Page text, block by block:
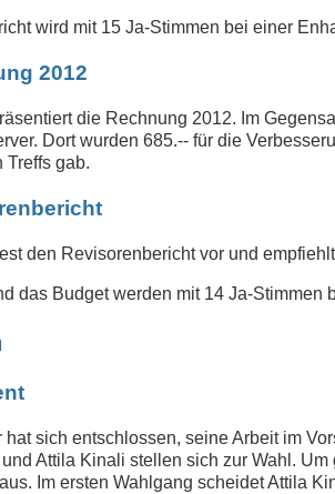
wird mit 15 Ja-Stimmen bei einer
2012
die Rechnung 2012. Im
Dort wurden 685.-- für die
Treffs gab.
den Revisorenbericht vor und
das Budget werden mit 14 Ja-Stimmen
hat sich entschlossen, seine Arbeit im
Attila Kinali stellen sich zur Wahl.
Im ersten Wahlgang scheidet Attila